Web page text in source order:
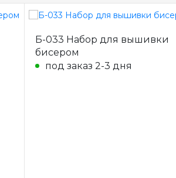
Б-033 Набор для вышивки
бисером
под заказ 2-3 дня